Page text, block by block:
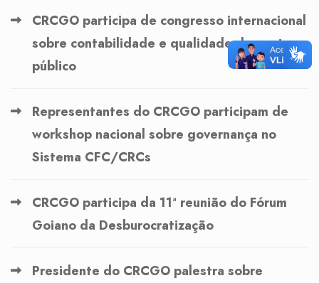
CRCGO participa de congresso internacional
sobre contabilidade e qualidade do gasto
público
Representantes do CRCGO participam de
workshop nacional sobre governança no
Sistema CFC/CRCs
CRCGO participa da 11ª reunião do Fórum
Goiano da Desburocratização
Presidente do CRCGO palestra sobre